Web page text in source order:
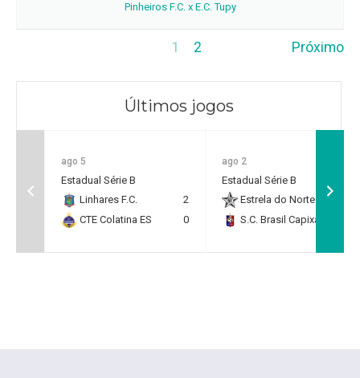
Pinheiros F.C. x E.C. Tupy
1 2 Próximo
Últimos jogos
ago 5
Estadual Série B
Linhares F.C.
2
CTE Colatina ES
0
ago 2
Estadual Série B
Estrela do Norte F.C.
S.C. Brasil Capixaba